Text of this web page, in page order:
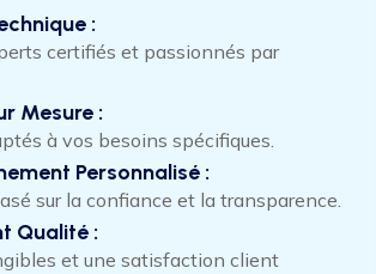
:
certifiés et passionnés par
Mesure :
à vos besoins spécifiques.
Personnalisé :
sur la confiance et la transparence.
Qualité :
et une satisfaction client